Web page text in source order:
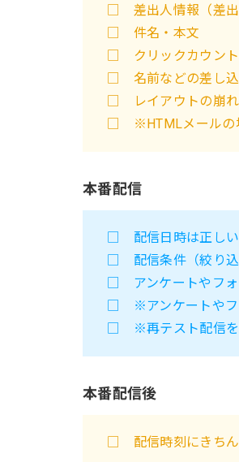
□ 差出人情報（差出
□ 件名・本文
□ クリックカウント
□ 名前などの差し込
□ レイアウトの崩れ
□ ※HTMLメールの
本番配信
□ 配信日時は正しい
□ 配信条件（絞り込
□ アンケートやフォ
□ ※アンケートやフ
□ ※再テスト配信を
本番配信後
□ 配信時刻にきちん